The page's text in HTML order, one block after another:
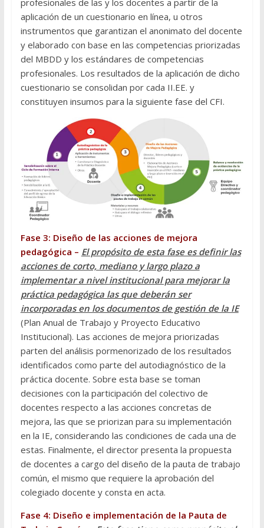
profesionales de las y los docentes a partir de la
aplicación de un cuestionario en línea, u otros
instrumentos que garantizan el anonimato del docente
y elaborado con base en las competencias priorizadas
del MBDD y los estándares de competencias
profesionales. Los resultados de la aplicación de dicho
cuestionario se consolidan por cada II.EE. y
constituyen insumos para la siguiente fase del CFI.
Fase 3: Diseño de las acciones de mejora
pedagógica – El propósito de esta fase es definir las
acciones de corto, mediano y largo plazo a
implementar a nivel institucional para mejorar la
práctica pedagógica las que deberán ser
incorporadas en los documentos de gestión de la IE
(Plan Anual de Trabajo y Proyecto Educativo
Institucional). Las acciones de mejora priorizadas
parten del análisis pormenorizado de los resultados
identificados como parte del autodiagnóstico de la
práctica docente. Sobre esta base se toman
decisiones con la participación del colectivo de
docentes respecto a las acciones concretas de
mejora, las que se priorizan para su implementación
en la IE, considerando las condiciones de cada una de
estas. Finalmente, el director presenta la propuesta
de docentes a cargo del diseño de la pauta de trabajo
común, el mismo que requiere la aprobación del
colegiado docente y consta en acta.
Fase 4: Diseño e implementación de la Pauta de